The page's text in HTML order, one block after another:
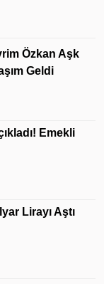
Özkan Aşk
Geldi
Emekli
Lirayı Aştı